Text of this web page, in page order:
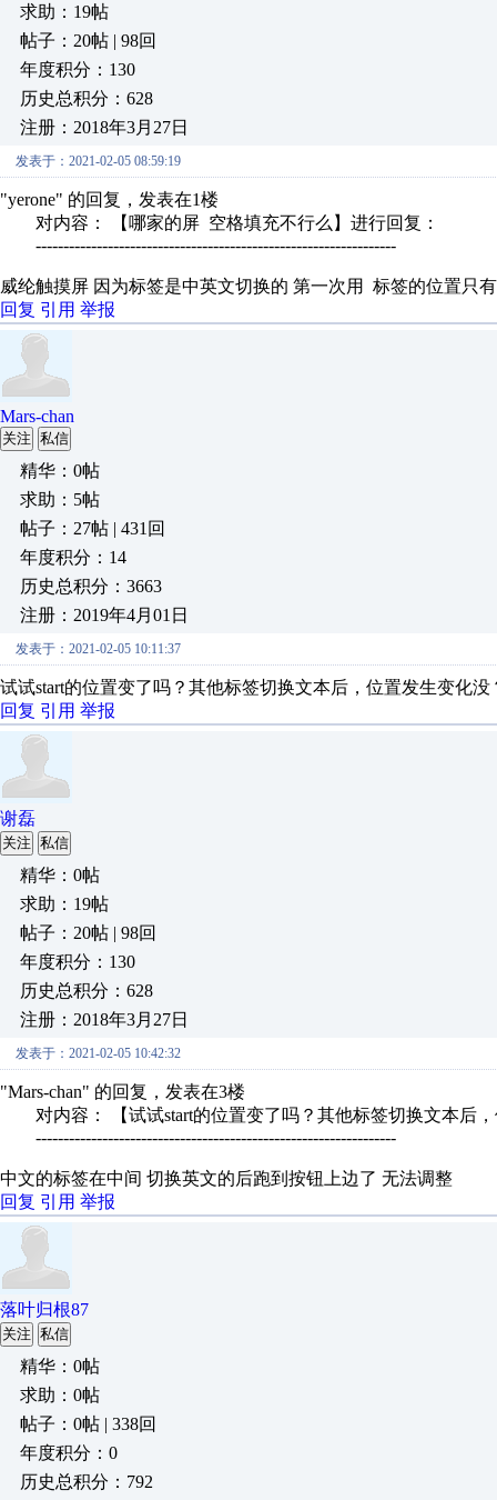
求助：19帖
帖子：20帖 | 98回
年度积分：130
历史总积分：628
注册：2018年3月27日
发表于：2021-02-05 08:59:19
"yerone" 的回复，发表在1楼
对内容： 【哪家的屏 空格填充不行么】进行回复：
-----------------------------------------------------------------
威纶触摸屏 因为标签是中英文切换的 第一次用 标签的位置只
回复 引用 举报
Mars-chan
关注 私信
精华：0帖
求助：5帖
帖子：27帖 | 431回
年度积分：14
历史总积分：3663
注册：2019年4月01日
发表于：2021-02-05 10:11:37
试试start的位置变了吗？其他标签切换文本后，位置发生变化没
回复 引用 举报
谢磊
关注 私信
精华：0帖
求助：19帖
帖子：20帖 | 98回
年度积分：130
历史总积分：628
注册：2018年3月27日
发表于：2021-02-05 10:42:32
"Mars-chan" 的回复，发表在3楼
对内容： 【试试start的位置变了吗？其他标签切换文本后，
-----------------------------------------------------------------
中文的标签在中间 切换英文的后跑到按钮上边了 无法调整
回复 引用 举报
落叶归根87
关注 私信
精华：0帖
求助：0帖
帖子：0帖 | 338回
年度积分：0
历史总积分：792